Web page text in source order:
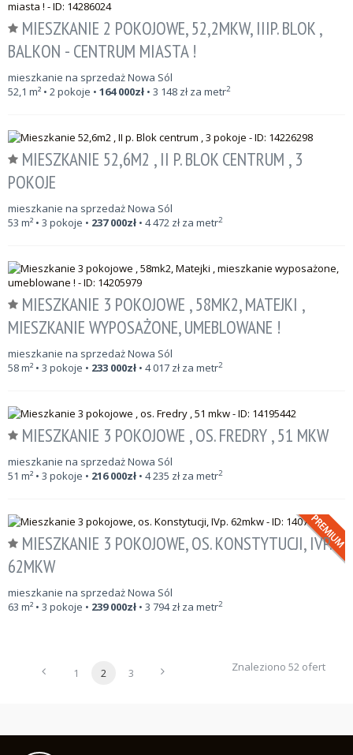
MIESZKANIE 2 POKOJOWE, 52,2MKW, IIIP. BLOK ,
BALKON - CENTRUM MIASTA !
mieszkanie na sprzedaż Nowa Sól
52,1 m² • 2 pokoje • 164 000zł • 3 148 zł za metr2
MIESZKANIE 52,6M2 , II P. BLOK CENTRUM , 3
POKOJE
mieszkanie na sprzedaż Nowa Sól
53 m² • 3 pokoje • 237 000zł • 4 472 zł za metr2
MIESZKANIE 3 POKOJOWE , 58MK2, MATEJKI ,
MIESZKANIE WYPOSAŻONE, UMEBLOWANE !
mieszkanie na sprzedaż Nowa Sól
58m² • 3 pokoje • 233 000zł • 4 017 zł za metr2
MIESZKANIE 3 POKOJOWE , OS. FREDRY , 51 MKW
mieszkanie na sprzedaż Nowa Sól
51 m² • 3 pokoje • 216 000zł • 4 235 zł za metr2
MIESZKANIE 3 POKOJOWE, OS. KONSTYTUCJI, IVP.
62MKW
mieszkanie na sprzedaż Nowa Sól
63 m² • 3 pokoje • 239 000zł • 3 794zł za metr2
1 2 3 Znaleziono 52 ofert